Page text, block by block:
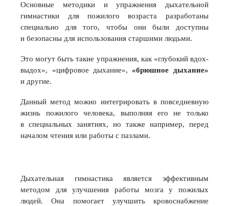
Основные методики и упражнения дыхательной
гимнастики для пожилого возраста разработаны
специально для того, чтобы они были доступны
и безопасны для использования старшими людьми.
Это могут быть такие упражнения, как «глубокий вдох-
выдох», «цифровое дыхание»,«брюшное дыхание»
и другие.
Данный метод можно интегрировать в повседневную
жизнь пожилого человека, выполняя его не только
в специальных занятиях, но также например, перед
началом чтения или работы с пазлами.
Дыхательная гимнастика является эффективным
методом для улучшения работы мозга у пожилых
людей. Она помогает улучшить кровоснабжение